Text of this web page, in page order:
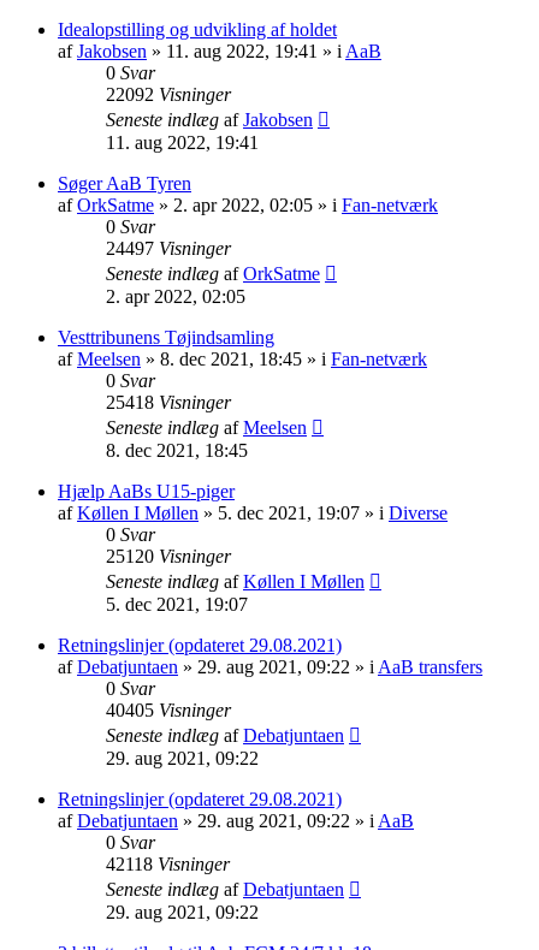
Idealopstilling og udvikling af holdet
afJakobsen » 11. aug 2022, 19:41 » i AaB
0 Svar
22092 Visninger
Seneste indlæg afJakobsen
11. aug 2022, 19:41
Søger AaB Tyren
afOrkSatme » 2. apr 2022, 02:05 » i Fan-netværk
0 Svar
24497 Visninger
Seneste indlæg afOrkSatme
2. apr 2022, 02:05
Vesttribunens Tøjindsamling
afMeelsen » 8. dec 2021, 18:45 » i Fan-netværk
0 Svar
25418 Visninger
Seneste indlæg afMeelsen
8. dec 2021, 18:45
Hjælp AaBs U15-piger
afKøllen I Møllen » 5. dec 2021, 19:07 » i Diverse
0 Svar
25120 Visninger
Seneste indlæg afKøllen I Møllen
5. dec 2021, 19:07
Retningslinjer (opdateret 29.08.2021)
afDebatjuntaen » 29. aug 2021, 09:22 » i AaB transfers
0 Svar
40405 Visninger
Seneste indlæg afDebatjuntaen
29. aug 2021, 09:22
Retningslinjer (opdateret 29.08.2021)
afDebatjuntaen » 29. aug 2021, 09:22 » i AaB
0 Svar
42118 Visninger
Seneste indlæg afDebatjuntaen
29. aug 2021, 09:22